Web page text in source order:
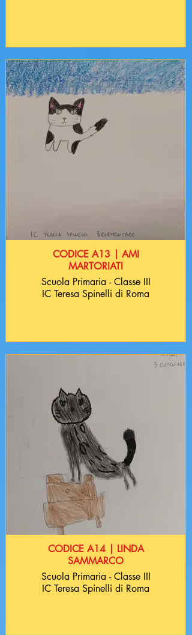
CODICE A13 | AMI
MARTORIATI
Scuola Primaria - Classe III
IC Teresa Spinelli di Roma
CODICE A14 | LINDA
SAMMARCO
Scuola Primaria - Classe III
IC Teresa Spinelli di Roma